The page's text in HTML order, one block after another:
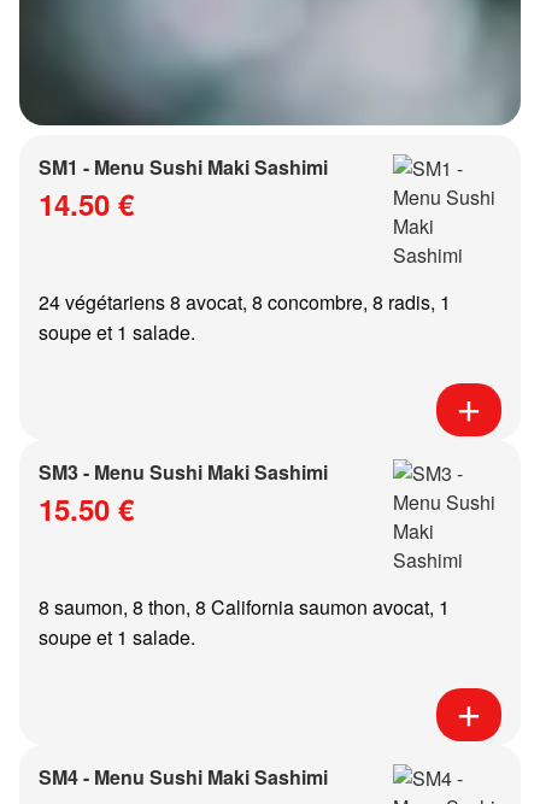
SM1 - Menu Sushi Maki Sashimi
14.50 €
24 végétariens 8 avocat, 8 concombre, 8 radis, 1
soupe et 1 salade.
SM3 - Menu Sushi Maki Sashimi
15.50 €
8 saumon, 8 thon, 8 California saumon avocat, 1
soupe et 1 salade.
SM4 - Menu Sushi Maki Sashimi